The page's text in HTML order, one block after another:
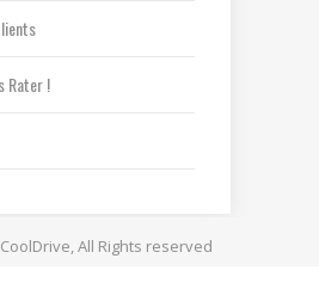
Rater !
All Rights reserved